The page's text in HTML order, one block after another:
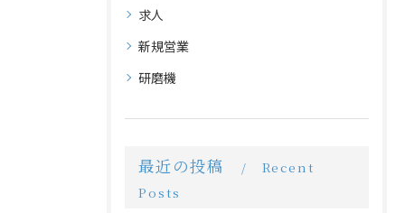
求人
新規営業
研磨機
最近の投稿
Recent
Posts